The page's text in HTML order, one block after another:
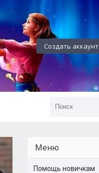
Создать аккаунт
Меню
Помощь новичкам